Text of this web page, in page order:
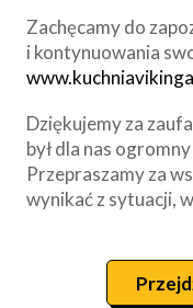
Zachęcamy do
i kontynuowania
Dziękujemy za
był dla nas
Przepraszamy za
wynikać z sytuacji,